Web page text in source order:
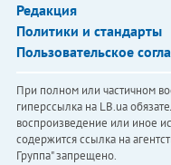
Редакция
Политики и стандарты
Пользовательское
При полном или частичном
гиперссылка на LB.ua
воспроизведение или иное
содержится ссылка на
Группа" запрещено.